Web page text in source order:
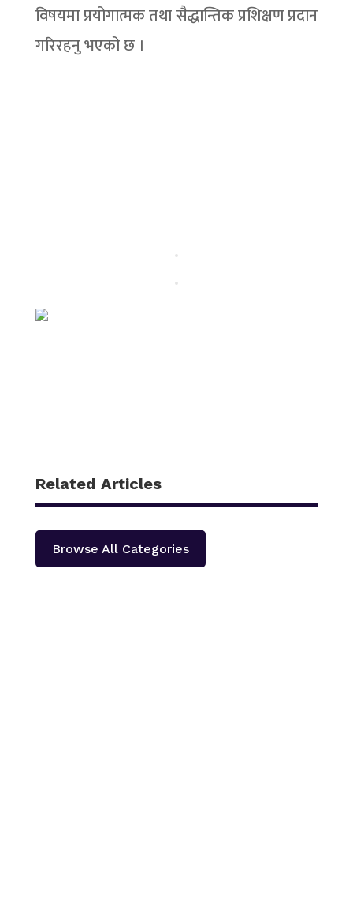
विषयमा प्रयोगात्मक तथा सैद्धान्तिक प्रशिक्षण प्रदान
गरिरहनु भएको छ ।
Related Articles
Browse All Categories